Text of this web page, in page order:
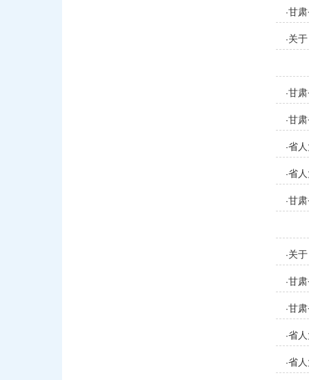
条
·甘
条
·关
·甘
·甘
决定
·省
报告
·省
·甘
·关
·甘
·甘
·省
·省